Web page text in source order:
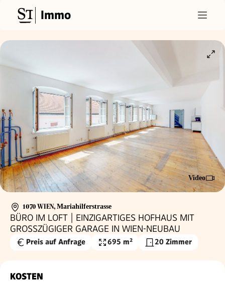
Immo
Video
1070 WIEN, Mariahilferstrasse
BÜRO IM LOFT | EINZIGARTIGES HOFHAUS MIT
GROSSZÜGIGER GARAGE IN WIEN-NEUBAU
Preis auf Anfrage Nutzfläche
695 m² 20 Zimmer
KOSTEN